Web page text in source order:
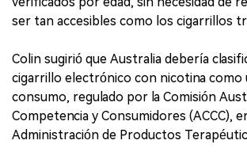
ser tan accesibles como los cigarrillos
Colin sugirió que Australia debería
cigarrillo electrónico con nicotina
consumo, regulado por la Comisión
Competencia y Consumidores (ACCC),
Administración de Productos